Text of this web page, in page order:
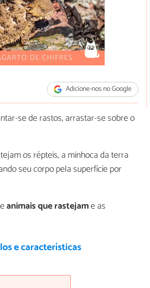
Adicione-nos no Google
se de rastos, arrastar-se sobre o
os répteis, a minhoca da terra
seu corpo pela superfície por
animais que rastejame as
e características